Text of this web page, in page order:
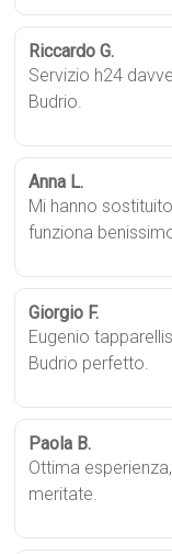
Riccardo G.
Servizio h24
Budrio.
Anna L.
Mi hanno
funziona
Giorgio F.
Eugenio
Budrio perfetto.
Paola B.
Ottima
meritate.